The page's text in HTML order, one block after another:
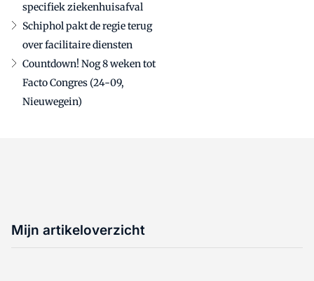
specifiek ziekenhuisafval
Schiphol pakt de regie terug
over facilitaire diensten
Countdown! Nog 8 weken tot
Facto Congres (24-09,
Nieuwegein)
Mijn artikeloverzicht